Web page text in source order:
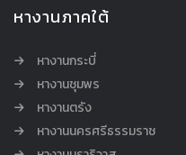
หางานภาคใต้
หางานกระบี่
หางานชุมพร
หางานตรัง
หางานนครศรีธรรมราช